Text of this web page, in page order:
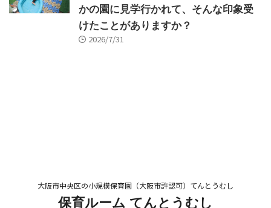
かの園に見学行かれて、そんな印象受
けたことがありますか？
2026/7/31
大阪市中央区の小規模保育園（大阪市許認可）てんとうむし
保育ルーム てんとうむし